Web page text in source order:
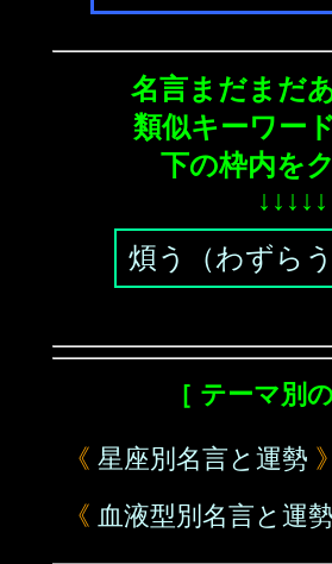
名言まだまだ
類似キーワー
下の枠内を
↓↓↓↓↓
煩う（わずらう
［ テーマ別
《 星座別名言と運勢 》
《 血液型別名言と運勢